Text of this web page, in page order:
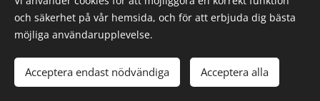
och säkerhet på vår hemsida, och för att erbjuda dig bästa
möjliga användarupplevelse.
Acceptera endast nödvändiga Acceptera alla